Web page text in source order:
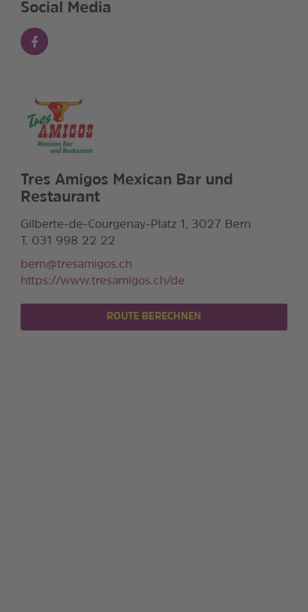
Social Media
Tres Amigos Mexican Bar und
Restaurant
Gilberte-de-Courgenay-Platz 1, 3027 Bern
T. 031 998 22 22
bern@tresamigos.ch
https://www.tresamigos.ch/de
ROUTE BERECHNEN